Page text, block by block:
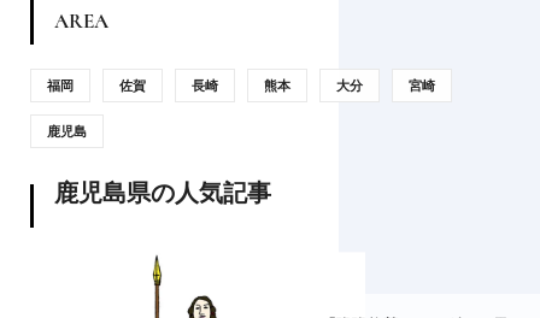
AREA
福岡 佐賀 長崎 熊本 大分 宮崎
鹿児島
鹿児島県の人気記事